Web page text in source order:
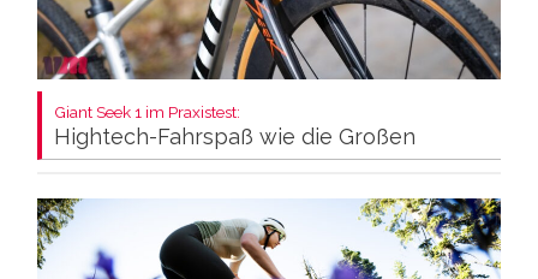
Giant Seek 1 im Praxistest:
Hightech-Fahrspaß wie die Großen